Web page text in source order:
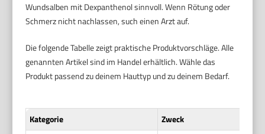
Wundsalben mit Dexpanthenol sinnvoll. Wenn Rötung oder
Schmerz nicht nachlassen, such einen Arzt auf.
Die folgende Tabelle zeigt praktische Produktvorschläge. Alle
genannten Artikel sind im Handel erhältlich. Wähle das
Produkt passend zu deinem Hauttyp und zu deinem Bedarf.
Kategorie
Zweck